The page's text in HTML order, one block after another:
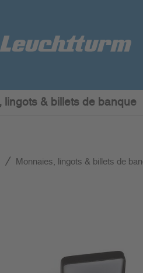
lingots & billets de banque
Monnaies, lingots & billets de